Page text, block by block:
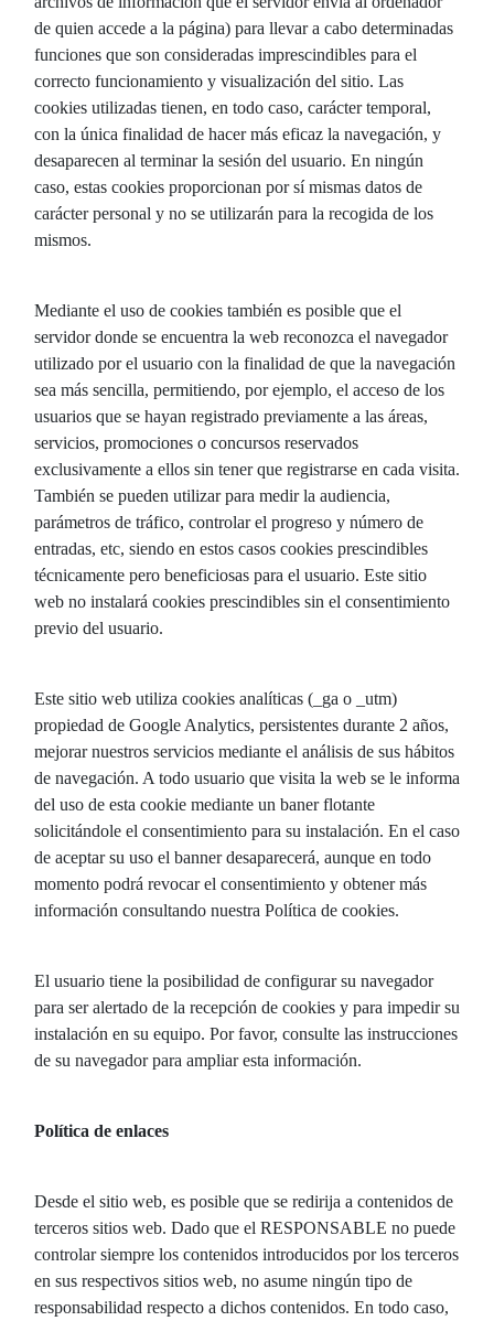
de quien accede a la página) para llevar a cabo determinadas
funciones que son consideradas imprescindibles para el
correcto funcionamiento y visualización del sitio. Las
cookies utilizadas tienen, en todo caso, carácter temporal,
con la única finalidad de hacer más eficaz la navegación, y
desaparecen al terminar la sesión del usuario. En ningún
caso, estas cookies proporcionan por sí mismas datos de
carácter personal y no se utilizarán para la recogida de los
mismos.
Mediante el uso de cookies también es posible que el
servidor donde se encuentra la web reconozca el navegador
utilizado por el usuario con la finalidad de que la navegación
sea más sencilla, permitiendo, por ejemplo, el acceso de los
usuarios que se hayan registrado previamente a las áreas,
servicios, promociones o concursos reservados
exclusivamente a ellos sin tener que registrarse en cada visita.
También se pueden utilizar para medir la audiencia,
parámetros de tráfico, controlar el progreso y número de
entradas, etc, siendo en estos casos cookies prescindibles
técnicamente pero beneficiosas para el usuario. Este sitio
web no instalará cookies prescindibles sin el consentimiento
previo del usuario.
Este sitio web utiliza cookies analíticas (_ga o _utm)
propiedad de Google Analytics, persistentes durante 2 años,
mejorar nuestros servicios mediante el análisis de sus hábitos
de navegación. A todo usuario que visita la web se le informa
del uso de esta cookie mediante un baner flotante
solicitándole el consentimiento para su instalación. En el caso
de aceptar su uso el banner desaparecerá, aunque en todo
momento podrá revocar el consentimiento y obtener más
información consultando nuestra Política de cookies.
El usuario tiene la posibilidad de configurar su navegador
para ser alertado de la recepción de cookies y para impedir su
instalación en su equipo. Por favor, consulte las instrucciones
de su navegador para ampliar esta información.
Política de enlaces
Desde el sitio web, es posible que se redirija a contenidos de
terceros sitios web. Dado que el RESPONSABLE no puede
controlar siempre los contenidos introducidos por los terceros
en sus respectivos sitios web, no asume ningún tipo de
responsabilidad respecto a dichos contenidos. En todo caso,